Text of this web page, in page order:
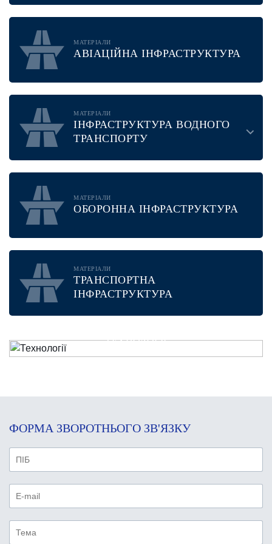
МАТЕРІАЛИ
АВІАЦІЙНА ІНФРАСТРУКТУРА
МАТЕРІАЛИ
ІНФРАСТРУКТУРА ВОДНОГО
ТРАНСПОРТУ
МАТЕРІАЛИ
ОБОРОННА ІНФРАСТРУКТУРА
МАТЕРІАЛИ
ТРАНСПОРТНА
ІНФРАСТРУКТУРА
ТЕХНОЛОГІЇ
ФОРМА ЗВОРОТНЬОГО ЗВ'ЯЗКУ